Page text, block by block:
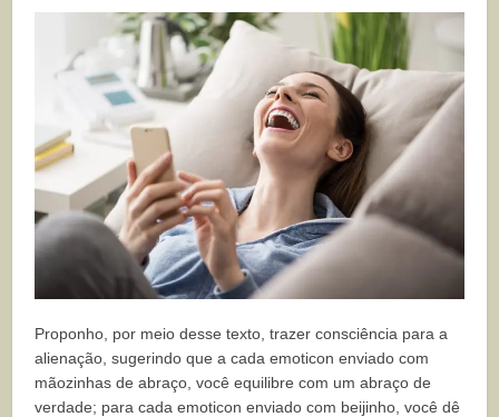
Proponho, por meio desse texto, trazer consciência para a
alienação, sugerindo que a cada emoticon enviado com
mãozinhas de abraço, você equilibre com um abraço de
verdade; para cada emoticon enviado com beijinho, você dê